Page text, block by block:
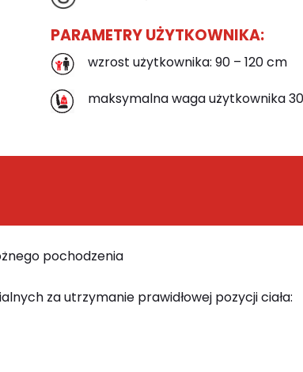
PARAMETRY UŻYTKOWNIKA:
wzrost użytkownika: 90 – 120 cm
maksymalna waga użytkownika
pochodzenia
za utrzymanie prawidłowej pozycji ciała: